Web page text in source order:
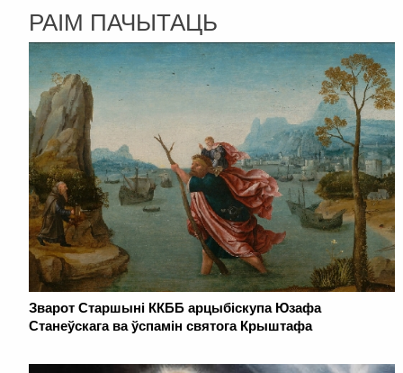
РАІМ ПАЧЫТАЦЬ
Зварот Старшыні ККББ арцыбіскупа Юзафа
Станеўскага ва ўспамін святога Крыштафа